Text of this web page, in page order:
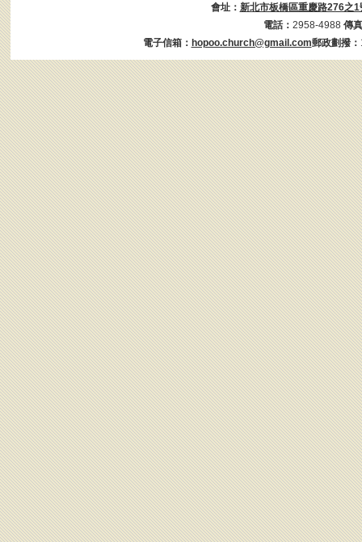
會址： 新北市板橋區重慶路276之1
電話： 2958-4988 傳
電子信箱： hopoo.church@gmail.com郵政劃撥：